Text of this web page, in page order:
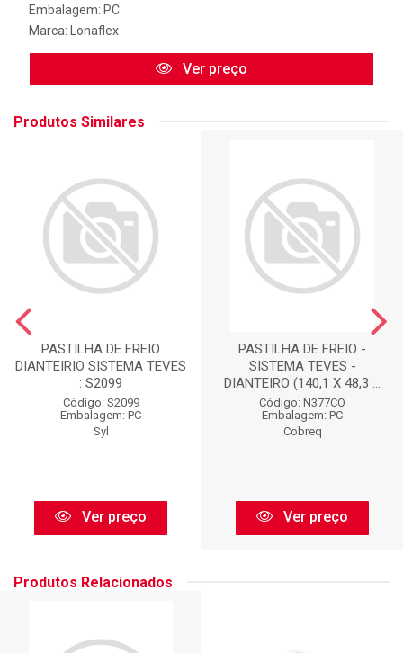
Embalagem: PC
Marca:
Lonaflex
Ver preço
Produtos Similares
PASTILHA DE FREIO
DIANTEIRIO SISTEMA TEVES
: S2099
Código: S2099
Embalagem: PC
Syl
Ver preço
PASTILHA DE FREIO -
SISTEMA TEVES -
DIANTEIRO (140,1 X 48,3 ...
Código: N377CO
Embalagem: PC
Cobreq
Ver preço
Produtos Relacionados